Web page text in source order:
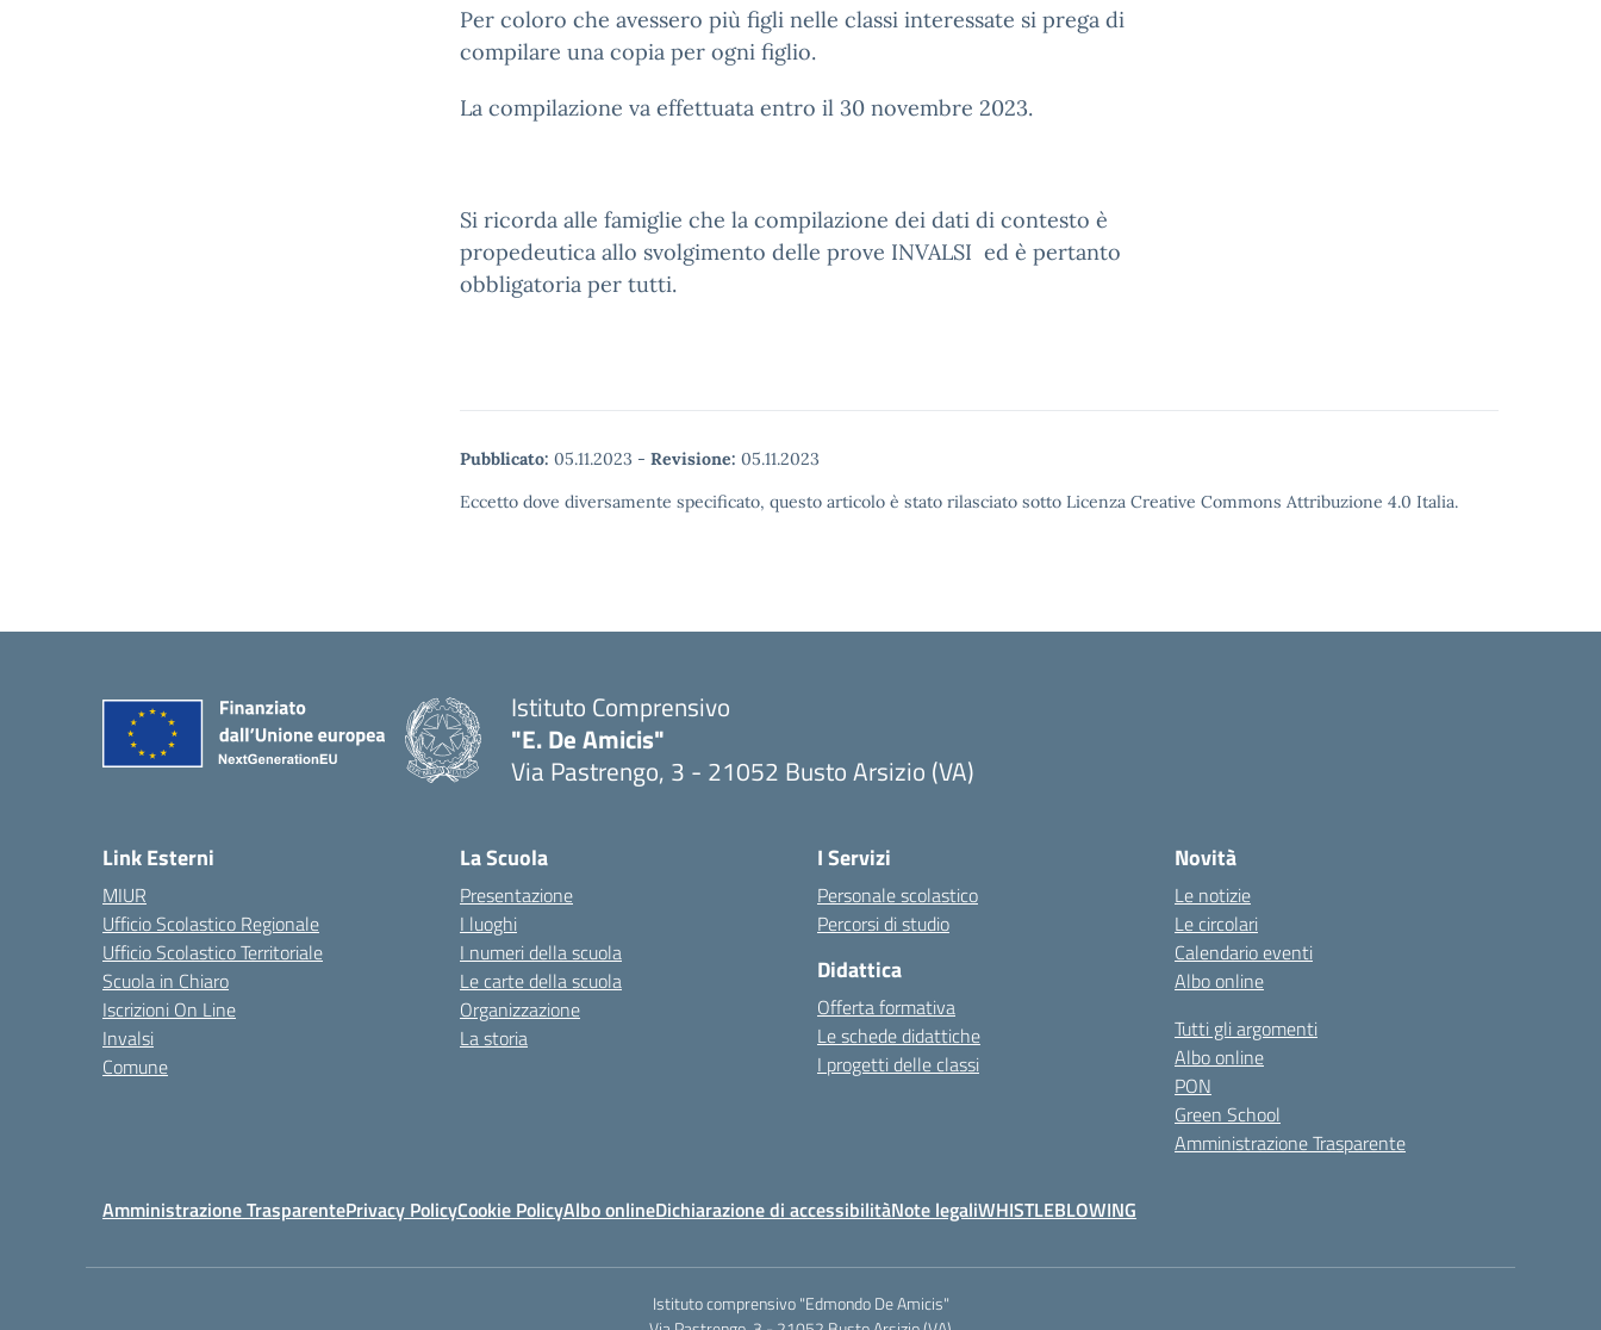
Per coloro che avessero più figli nelle classi interessate si prega di
compilare una copia per ogni figlio.
La compilazione va effettuata entro il 30 novembre 2023.
Si ricorda alle famiglie che la compilazione dei dati di contesto è
propedeutica allo svolgimento delle prove INVALSI ed è pertanto
obbligatoria per tutti.
Pubblicato: 05.11.2023 - Revisione: 05.11.2023
Eccetto dove diversamente specificato, questo articolo è stato rilasciato sotto Licenza Creative Commons Attribuzione 4.0 Italia.
Istituto Comprensivo
"E. De Amicis"
Via Pastrengo, 3 - 21052 Busto Arsizio (VA)
Link Esterni
MIUR
Ufficio Scolastico Regionale
Ufficio Scolastico Territoriale
Scuola in Chiaro
Iscrizioni On Line
Invalsi
Comune
La Scuola
Presentazione
I luoghi
I numeri della scuola
Le carte della scuola
Organizzazione
La storia
I Servizi
Personale scolastico
Percorsi di studio
Didattica
Offerta formativa
Le schede didattiche
I progetti delle classi
Novità
Le notizie
Le circolari
Calendario eventi
Albo online
Tutti gli argomenti
Albo online
PON
Green School
Amministrazione Trasparente
Amministrazione TrasparentePrivacy PolicyCookie PolicyAlbo onlineDichiarazione di accessibilitàNote legaliWHISTLEBLOWING
Istituto comprensivo "Edmondo De Amicis"